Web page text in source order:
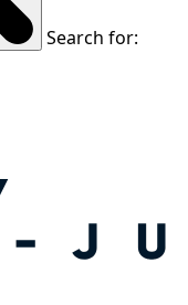
Search for: